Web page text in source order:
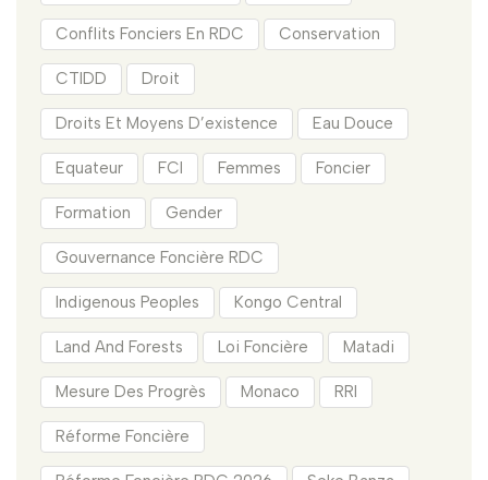
Conflits Fonciers En RDC Conservation
CTIDD Droit
Droits Et Moyens D’existence Eau Douce
Equateur FCI Femmes Foncier
Formation Gender
Gouvernance Foncière RDC
Indigenous Peoples Kongo Central
Land And Forests Loi Foncière Matadi
Mesure Des Progrès Monaco RRI
Réforme Foncière